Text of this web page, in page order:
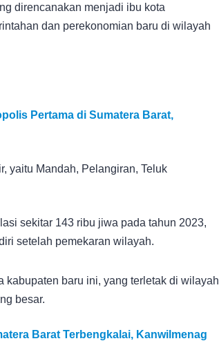
direncanakan menjadi ibu kota
dan perekonomian baru di wilayah
Pertama di Sumatera Barat,
yaitu Mandah, Pelangiran, Teluk
sekitar 143 ribu jiwa pada tahun 2023,
setelah pemekaran wilayah.
kabupaten baru ini, yang terletak di wilayah
besar.
Barat Terbengkalai, Kanwilmenag